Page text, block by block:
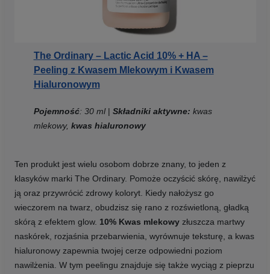
The Ordinary – Lactic Acid 10% + HA –
Peeling z Kwasem Mlekowym i Kwasem
Hialuronowym
Pojemność: 30 ml | Składniki aktywne: kwas
mlekowy, kwas hialuronowy
Ten produkt jest wielu osobom dobrze znany, to jeden z
klasyków marki The Ordinary. Pomoże oczyścić skórę, nawilżyć
ją oraz przywrócić zdrowy koloryt. Kiedy nałożysz go
wieczorem na twarz, obudzisz się rano z rozświetloną, gładką
skórą z efektem glow. 10% Kwas mlekowyzłuszcza martwy
naskórek, rozjaśnia przebarwienia, wyrównuje teksturę, a kwas
hialuronowy zapewnia twojej cerze odpowiedni poziom
nawilżenia. W tym peelingu znajduje się także wyciąg z pieprzu